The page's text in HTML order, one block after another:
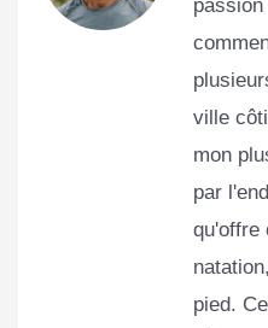
ville
mon
par
qu'offre
pied.